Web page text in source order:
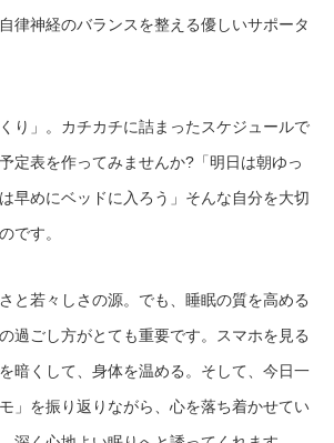
律神経のバランスを整える優しいサポータ
り」。カチカチに詰まったスケジュールで
定表を作ってみませんか?「明日は朝ゆっ
早めにベッドに入ろう」そんな自分を大切
です。
と若々しさの源。でも、睡眠の質を高める
過ごし方がとても重要です。スマホを見る
暗くして、身体を温める。そして、今日一
」を振り返りながら、心を落ち着かせてい